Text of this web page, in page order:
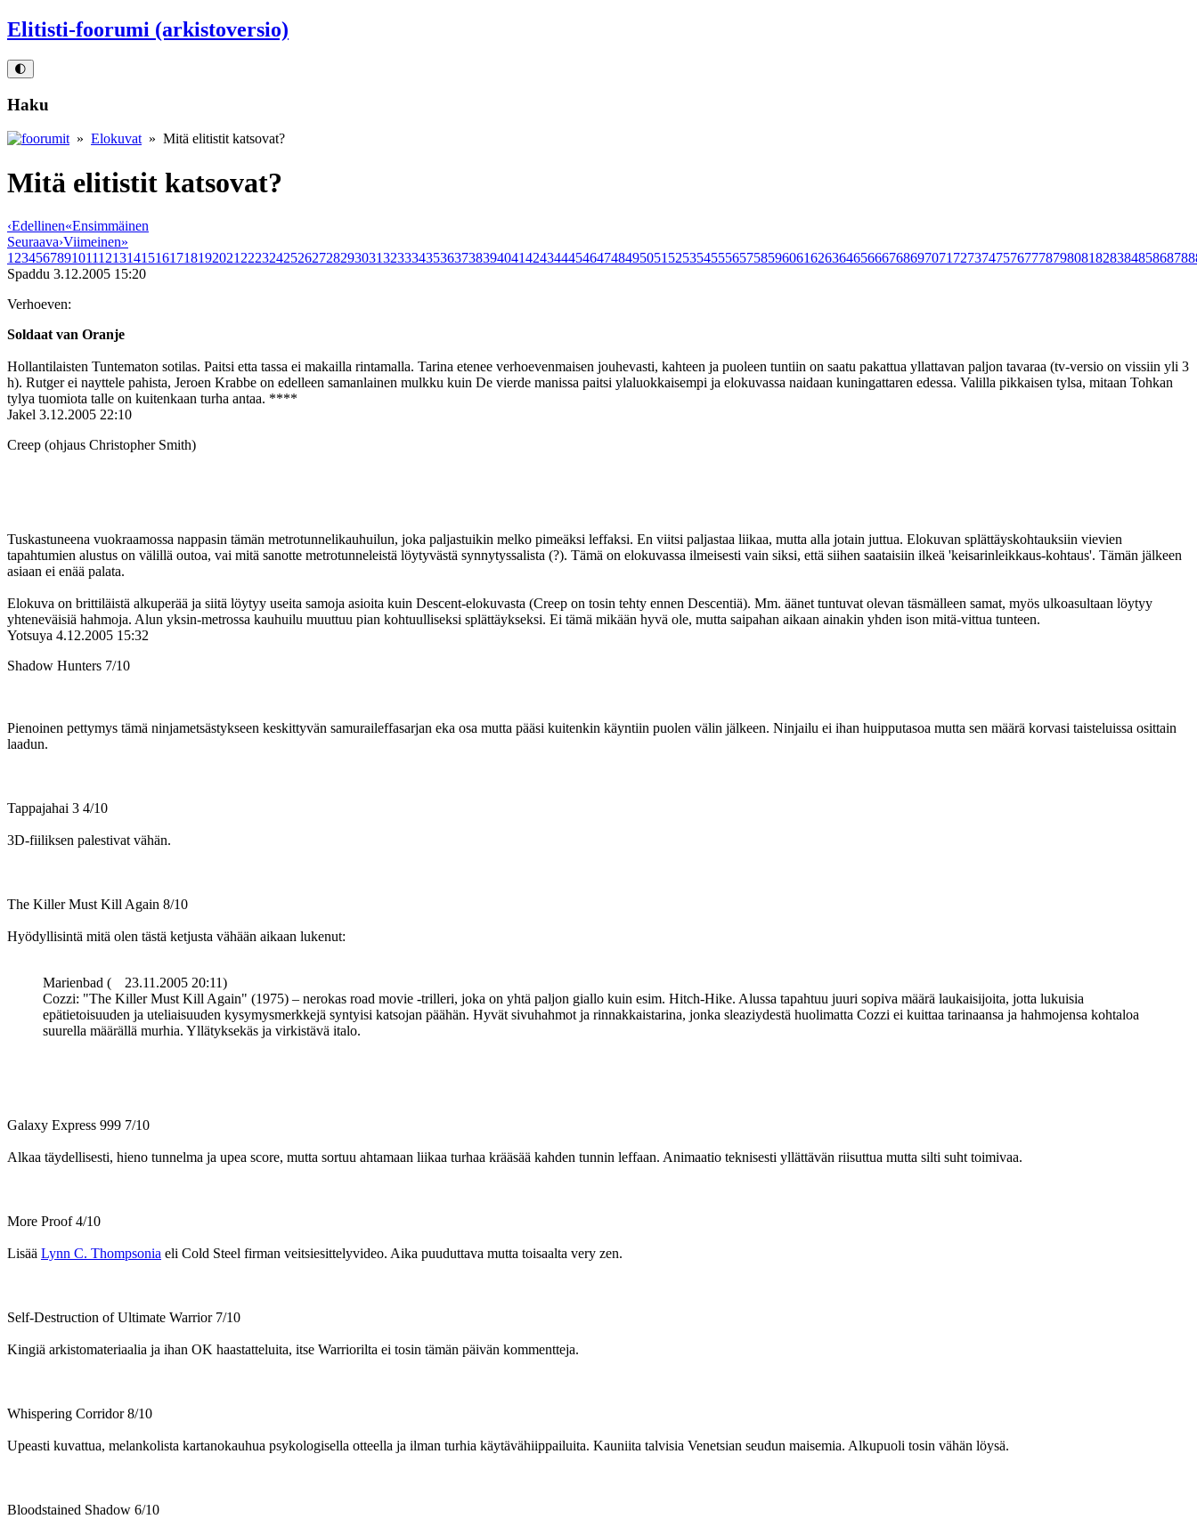
Elitisti-foorumi (arkistoversio)
🌓
Haku
» Elokuvat » Mitä elitistit katsovat?
Mitä elitistit katsovat?
‹Edellinen«Ensimmäinen
Seuraava›Viimeinen»
1 23456789101112131415161718192021 222324252627282930313233343536373839404142434445464748495051 5253545556575859606162636465666768697071 7273747576777879808182838485868788
Spaddu 3.12.2005 15:20
Verhoeven:
Soldaat van Oranje
Hollantilaisten Tuntematon sotilas. Paitsi etta tassa ei makailla rintamalla. Tarina etenee verhoevenmaisen jouhevasti, kahteen ja puoleen tuntiin on saatu pakattua yllattavan paljon tavaraa (tv-versio on vissiin yli 3
h). Rutger ei nayttele pahista, Jeroen Krabbe on edelleen samanlainen mulkku kuin De vierde manissa paitsi ylaluokkaisempi ja elokuvassa naidaan kuningattaren edessa. Valilla pikkaisen tylsa, mitaan Tohkan
tylya tuomiota talle on kuitenkaan turha antaa. ****
Jakel 3.12.2005 22:10
Creep (ohjaus Christopher Smith)
Tuskastuneena vuokraamossa nappasin tämän metrotunnelikauhuilun, joka paljastuikin melko pimeäksi leffaksi. En viitsi paljastaa liikaa, mutta alla jotain juttua. Elokuvan splättäyskohtauksiin vievien
tapahtumien alustus on välillä outoa, vai mitä sanotte metrotunneleistä löytyvästä synnytyssalista (?). Tämä on elokuvassa ilmeisesti vain siksi, että siihen saataisiin ilkeä 'keisarinleikkaus-kohtaus'. Tämän jälkeen
asiaan ei enää palata.
Elokuva on brittiläistä alkuperää ja siitä löytyy useita samoja asioita kuin Descent-elokuvasta (Creep on tosin tehty ennen Descentiä). Mm. äänet tuntuvat olevan täsmälleen samat, myös ulkoasultaan löytyy
yhteneväisiä hahmoja. Alun yksin-metrossa kauhuilu muuttuu pian kohtuulliseksi splättäykseksi. Ei tämä mikään hyvä ole, mutta saipahan aikaan ainakin yhden ison mitä-vittua tunteen.
Yotsuya 4.12.2005 15:32
Shadow Hunters 7/10
Pienoinen pettymys tämä ninjametsästykseen keskittyvän samuraileffasarjan eka osa mutta pääsi kuitenkin käyntiin puolen välin jälkeen. Ninjailu ei ihan huipputasoa mutta sen määrä korvasi taisteluissa osittain
laadun.
Tappajahai 3 4/10
3D-fiiliksen palestivat vähän.
The Killer Must Kill Again 8/10
Hyödyllisintä mitä olen tästä ketjusta vähään aikaan lukenut:
Marienbad (
23.11.2005 20:11)
Cozzi: "The Killer Must Kill Again" (1975) – nerokas road movie ‑trilleri, joka on yhtä paljon giallo kuin esim. Hitch-Hike. Alussa tapahtuu juuri sopiva määrä laukaisijoita, jotta lukuisia
epätietoisuuden ja uteliaisuuden kysymysmerkkejä syntyisi katsojan päähän. Hyvät sivuhahmot ja rinnakkaistarina, jonka sleaziydestä huolimatta Cozzi ei kuittaa tarinaansa ja hahmojensa kohtaloa
suurella määrällä murhia. Yllätyksekäs ja virkistävä italo.
Galaxy Express 999 7/10
Alkaa täydellisesti, hieno tunnelma ja upea score, mutta sortuu ahtamaan liikaa turhaa krääsää kahden tunnin leffaan. Animaatio teknisesti yllättävän riisuttua mutta silti suht toimivaa.
More Proof 4/10
Lisää Lynn C. Thompsonia eli Cold Steel firman veitsiesittelyvideo. Aika puuduttava mutta toisaalta very zen.
Self-Destruction of Ultimate Warrior 7/10
Kingiä arkistomateriaalia ja ihan OK haastatteluita, itse Warriorilta ei tosin tämän päivän kommentteja.
Whispering Corridor 8/10
Upeasti kuvattua, melankolista kartanokauhua psykologisella otteella ja ilman turhia käytävähiippailuita. Kauniita talvisia Venetsian seudun maisemia. Alkupuoli tosin vähän löysä.
Bloodstained Shadow 6/10